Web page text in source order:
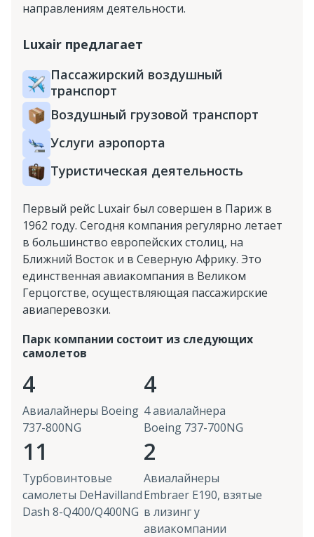
направлениям деятельности.
Luxair предлагает
Пассажирский воздушный
транспорт
Воздушный грузовой транспорт
Услуги аэропорта
Туристическая деятельность
Первый рейс Luxair был совершен в Париж в
1962 году. Сегодня компания регулярно летает
в большинство европейских столиц, на
Ближний Восток и в Северную Африку. Это
единственная авиакомпания в Великом
Герцогстве, осуществляющая пассажирские
авиаперевозки.
Парк компании состоит из следующих
самолетов
4
Авиалайнеры Boeing
737-800NG
4
4 авиалайнера
Boeing 737-700NG
11
Турбовинтовые
самолеты DeHavilland
Dash 8-Q400/Q400NG
2
Авиалайнеры
Embraer E190, взятые
в лизинг у
авиакомпании